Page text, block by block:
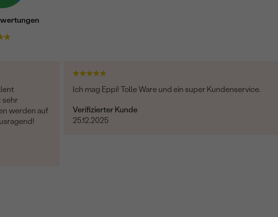
sehr
werden auf
Ich mag Eppi! Tolle Ware und ein super Kundenservice.
Verifizierter Kunde
25.12.2025